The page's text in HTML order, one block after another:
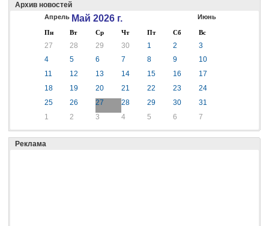
Архив новостей
Апрель Май 2026 г. Июнь
Пн Вт Ср Чт Пт Сб Вс
27 28 29 30 1 2
3
4
5 6 7 8 9
10
11
12 13 14 15 16
17
18
19 20 21 22 23
24
25
26 27 28 29 30
31
1
2 3 4 5 6 7
Реклама